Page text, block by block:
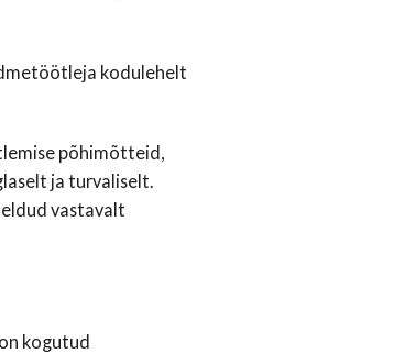
kodulehelt
põhimõtteid,
ja turvaliselt.
vastavalt
kogutud